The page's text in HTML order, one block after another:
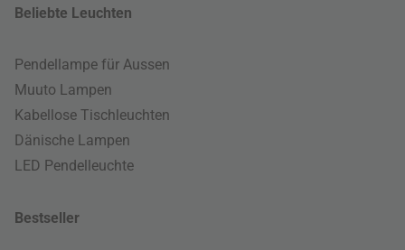
Beliebte Leuchten
Pendellampe für Aussen
Muuto Lampen
Kabellose Tischleuchten
Dänische Lampen
LED Pendelleuchte
Bestseller